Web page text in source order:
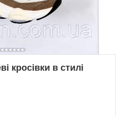
кросівки в стилі